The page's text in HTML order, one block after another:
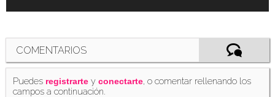
COMENTARIOS
Puedes registrarte yconectarte, o comentar rellenando los
campos a continuación.